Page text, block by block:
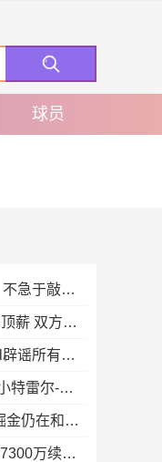
球员
Siegel曝鹈鹕续约锡安新动向：不急于敲定，他需要用健康表现赢得新合同
TA曝尼克斯拒给核心4年2.72亿顶薪 双方续约谈判陷入僵局
库里终老勇士又添实锤！Siegel辟谣所有关于他的交易消息全是虚构
自由市场新动态：Haynes实锤小特雷尔-布朗正式签约爵士
丹佛阵容调整信号：Shams爆掘金仍在和多队推进沃特森先签后换谈判
劲爆消息！Shams确认狄龙3年7300万续约太阳 铁血侧翼长留凤凰城